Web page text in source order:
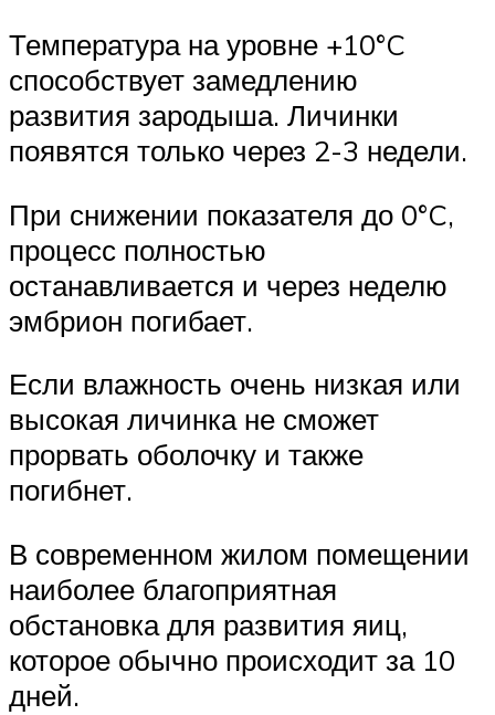
Температура на уровне +10°C
способствует замедлению
развития зародыша. Личинки
появятся только через 2-3 недели.
При снижении показателя до 0°C,
процесс полностью
останавливается и через неделю
эмбрион погибает.
Если влажность очень низкая или
высокая личинка не сможет
прорвать оболочку и также
погибнет.
В современном жилом помещении
наиболее благоприятная
обстановка для развития яиц,
которое обычно происходит за 10
дней.